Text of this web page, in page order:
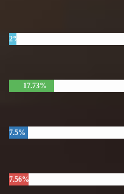
2%
17.73%
7.5%
7.56%